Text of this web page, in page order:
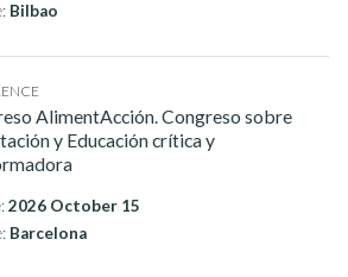
Bilbao
AlimentAcción. Congreso sobre
y Educación crítica y
2026 October 15
Barcelona